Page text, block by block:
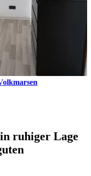
ruhiger Lage